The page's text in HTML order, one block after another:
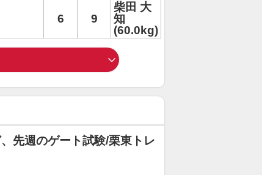
6 9
柴田 大
知
(60.0kg)
先週のゲート試験/栗東トレ